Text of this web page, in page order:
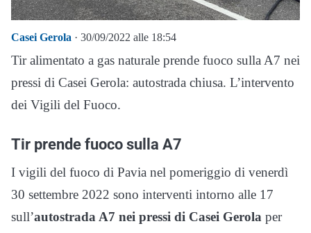
Casei Gerola · 30/09/2022 alle 18:54
Tir alimentato a gas naturale prende fuoco sulla A7 nei
pressi di Casei Gerola: autostrada chiusa. L’intervento
dei Vigili del Fuoco.
Tir prende fuoco sulla A7
I vigili del fuoco di Pavia nel pomeriggio di venerdì
30 settembre 2022 sono interventi intorno alle 17
sull’autostrada A7 nei pressi di Casei Gerola per